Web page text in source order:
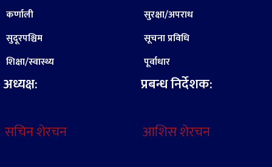
कर्णाली
सुदूरपश्चिम
शिक्षा/स्वास्थ्य
अध्यक्ष:
सचिन शेरचन
सुरक्षा/अपराध
सूचना प्रविधि
पूर्वाधार
प्रबन्ध निर्देशक:
आशिस शेरचन